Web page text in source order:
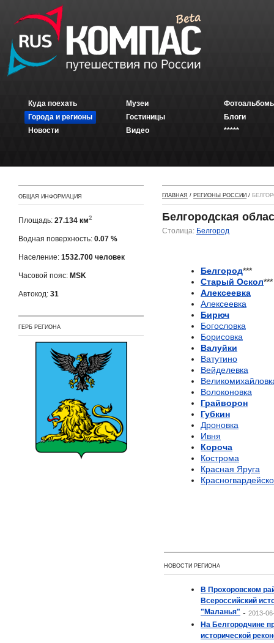
Куда поехать
Города и регионы
Новости
Музеи
Гостиницы
Видео
Блоги
*****
ОБЩАЯ ИНФОРМАЦИЯ
Площадь: 27.134 км2
Водная поверхность: 0.07 %
Население: 1532.700 человек
Часовой пояс: MSK
Автокод: 31
ГЕРБ РЕГИОНА
ГЛАВНАЯ / РЕГИОНЫ РОССИИ /
Белгородская
Столица: Белгород
Белгород***
Старый Оскол***
Алексеевка
Алексеевка
Бирюч
Богословка
Борисовка
Валуйки
Ватутино
Вейделевка
Волоконовка
Грайворон
Губкин
Дроновка
Ивня
Короча
Кострома
Красная Яруга
НОВОСТИ РЕГИОНА
В Прохоровском
Всероссийский
"Маланья" - 2013-
На Белгородчине
исторической